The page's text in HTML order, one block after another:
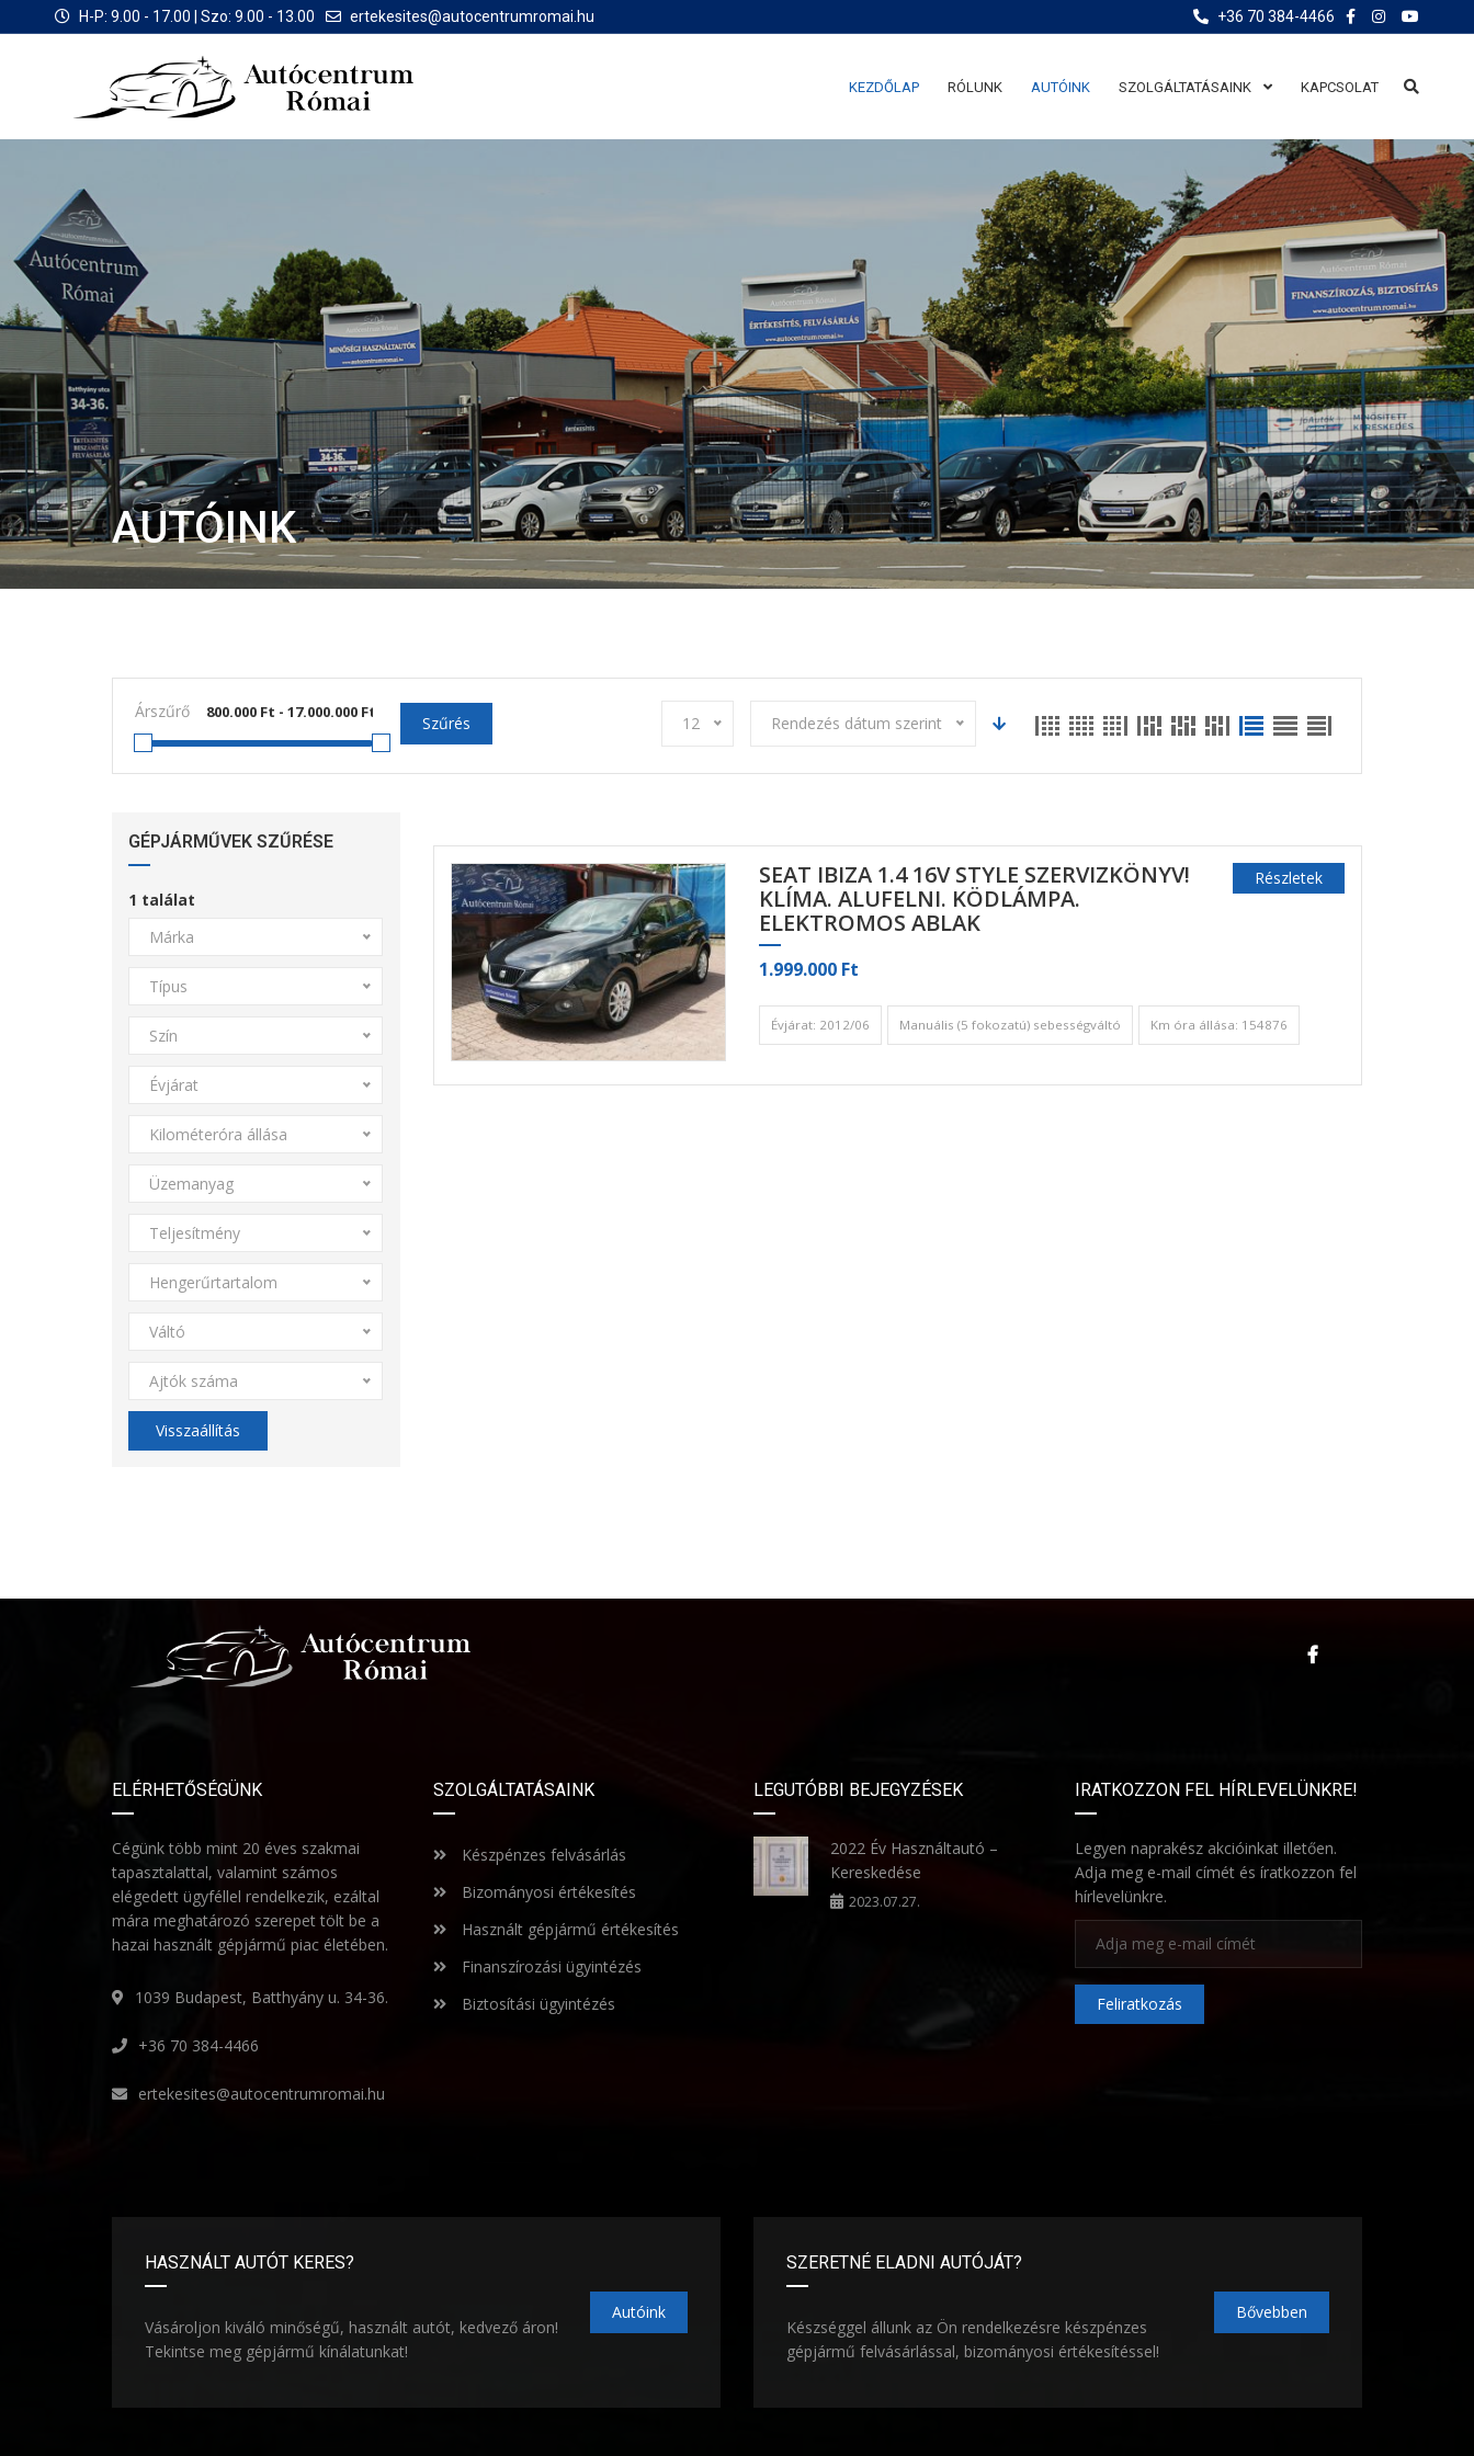
H-P: 9.00 - 17.00 | Szo: 9.00 - 13.00 ertekesites@autocentrumromai.hu +36 70 384-4466
KEZDŐLAP RÓLUNK AUTÓINK SZOLGÁLTATÁSAINK KAPCSOLAT
AUTÓINK
Árszűrő
Szűrés 12 Rendezés dátum szerint
GÉPJÁRMŰVEK SZŰRÉSE
1 találat
Márka
Típus
Szín
Évjárat
Kilométeróra állása
Üzemanyag
Teljesítmény
Hengerűrtartalom
Váltó
Ajtók száma
Visszaállítás
SEAT IBIZA 1.4 16V STYLE SZERVIZKÖNYV!
KLÍMA. ALUFELNI. KÖDLÁMPA.
ELEKTROMOS ABLAK
1.999.000 Ft
Részletek
Évjárat: 2012/06 Manuális (5 fokozatú) sebességváltó Km óra állása: 154876
ELÉRHETŐSÉGÜNK
Cégünk több mint 20 éves szakmai
tapasztalattal, valamint számos
elégedett ügyféllel rendelkezik, ezáltal
mára meghatározó szerepet tölt be a
hazai használt gépjármű piac életében.
1039 Budapest, Batthyány u. 34-36.
+36 70 384-4466
ertekesites@autocentrumromai.hu
SZOLGÁLTATÁSAINK
Készpénzes felvásárlás
Bizományosi értékesítés
Használt gépjármű értékesítés
Finanszírozási ügyintézés
Biztosítási ügyintézés
LEGUTÓBBI BEJEGYZÉSEK
2022 Év Használtautó –
Kereskedése
2023.07.27.
IRATKOZZON FEL HÍRLEVELÜNKRE!
Legyen naprakész akcióinkat illetően.
Adja meg e-mail címét és íratkozzon fel
hírlevelünkre.
Feliratkozás
HASZNÁLT AUTÓT KERES?
Vásároljon kiváló minőségű, használt autót, kedvező áron!
Tekintse meg gépjármű kínálatunkat!
Autóink
SZERETNÉ ELADNI AUTÓJÁT?
Készséggel állunk az Ön rendelkezésre készpénzes
gépjármű felvásárlással, bizományosi értékesítéssel!
Bővebben